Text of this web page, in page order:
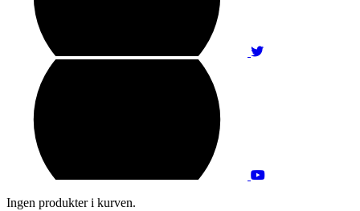
Ingen produkter i kurven.